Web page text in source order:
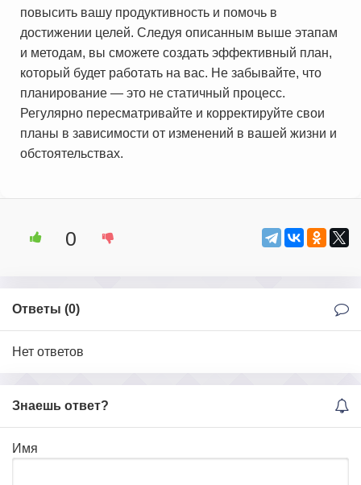
повысить вашу продуктивность и помочь в
достижении целей. Следуя описанным выше этапам
и методам, вы сможете создать эффективный план,
который будет работать на вас. Не забывайте, что
планирование — это не статичный процесс.
Регулярно пересматривайте и корректируйте свои
планы в зависимости от изменений в вашей жизни и
обстоятельствах.
0
Ответы (0)
Нет ответов
Знаешь ответ?
Имя